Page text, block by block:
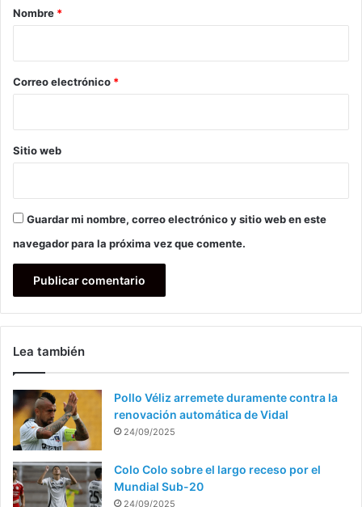
r
*
Nombre *
Correo electrónico *
Sitio web
Guardar mi nombre, correo electrónico y sitio web en este
navegador para la próxima vez que comente.
Lea también
Pollo Véliz arremete duramente contra la
renovación automática de Vidal
24/09/2025
Colo Colo sobre el largo receso por el
Mundial Sub-20
24/09/2025